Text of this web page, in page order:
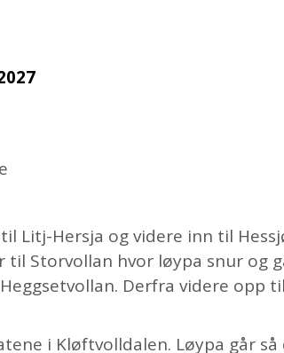
Litj-Hersja og videre inn til
Storvollan hvor løypa snur og
Derfra videre opp
i Kløftvolldalen. Løypa går